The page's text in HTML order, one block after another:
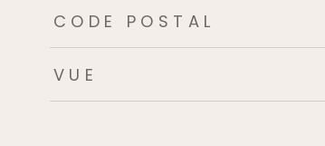
TRAD_ZEPHYR_Caracteristique
CODE POSTAL
VUE